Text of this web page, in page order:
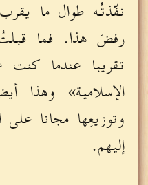
نفّذتُه طوال ما
رفضَ هذا. فما قبلتُ
تقريبا عندما
الإسلامية» وهذا
وتوزيعِها مجانا
إليهم.